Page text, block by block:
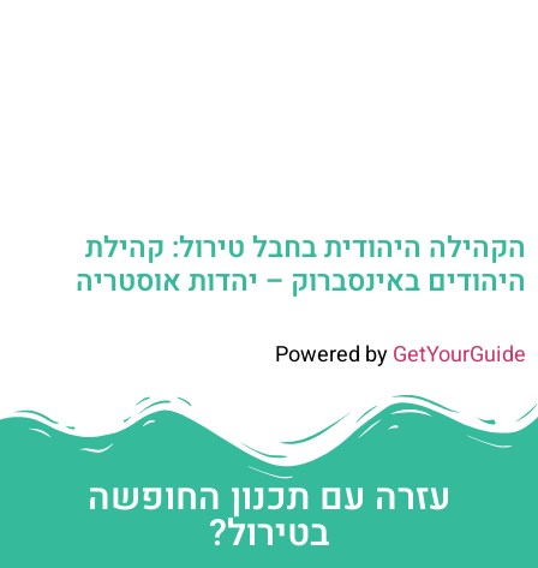
הקהילה היהודית בחבל טירול: קהילת
היהודים באינסברוק – יהדות אוסטריה
Powered byGetYourGuide
עזרה עם תכנון החופשה
בטירול?